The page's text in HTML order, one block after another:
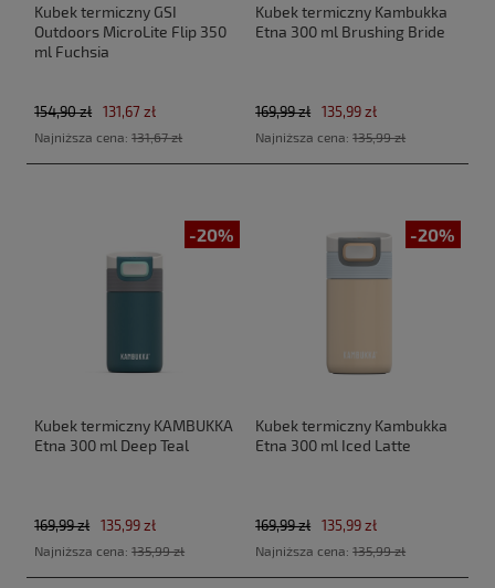
Kubek termiczny GSI
Outdoors MicroLite Flip 350
ml Fuchsia
131,67 zł
154,90 zł
Najniższa cena:131,67 zł
Kubek termiczny Kambukka
Etna 300 ml Brushing Bride
135,99 zł
169,99 zł
Najniższa cena:135,99 zł
-20%
Kubek termiczny KAMBUKKA
Etna 300 ml Deep Teal
135,99 zł
169,99 zł
Najniższa cena:135,99 zł
-20%
Kubek termiczny Kambukka
Etna 300 ml Iced Latte
135,99 zł
169,99 zł
Najniższa cena:135,99 zł